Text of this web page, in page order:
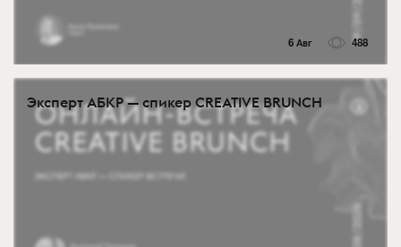
6 Авг 488
Эксперт АБКР — спикер CREATIVE BRUNCH